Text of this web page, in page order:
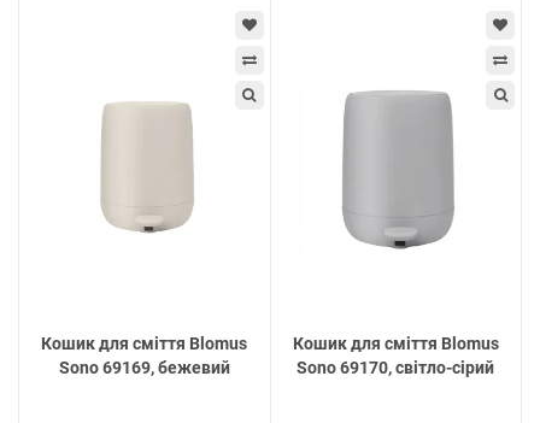
Кошик для сміття Blomus
Sono 69169, бежевий
Кошик для сміття Blomus
Sono 69170, світло-сірий